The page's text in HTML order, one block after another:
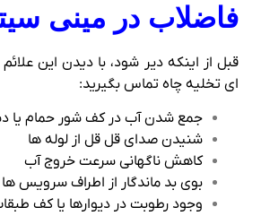
فاضلاب در مینی
قبل از اینکه دیر شود، با دیدن این
ای تخلیه چاه تماس بگیرید:
جمع شدن آب در کف‌ شور حمام یا
شنیدن صدای قل‌ قل از لوله‌ ها
کاهش ناگهانی سرعت خروج آب
بوی بد ماندگار از اطراف سرویس‌ ها
وجود رطوبت در دیوارها یا کف